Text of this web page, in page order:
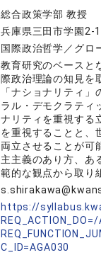
総合政策学部 教授
兵庫県三田市学園2-1
国際政治哲学／グロ
教育研究のベースと
際政治理論の知見を
「ナショナリティ
ラル・デモクラティ
ナリティを重視する
を重視することと、
両立させることが可
主主義のあり方、あ
範的な観点から取り
https://
C_ID=AGA030